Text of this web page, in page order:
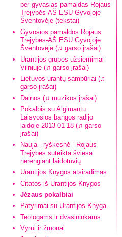
per gyvąsias pamaldas Rojaus
Trejybės-AŠ ESU Gyvojoje
Šventovėje (tekstai)
Gyvosios pamaldos Rojaus
Trejybės-AŠ ESU Gyvojoje
Šventovėje (♫ garso įrašai)
Urantijos grupės užsiėmimai
Vilniuje (♫ garso įrašai)
Lietuvos urantų sambūriai (♫
garso įrašai)
Dainos (♫ muzikos įrašai)
Pokalbis su Algimantu
Laisvosios bangos radijo
laidoje 2013 01 18 (♫ garso
įrašai)
Nauja - ryškesnė - Rojaus
Trejybės suteikta šviesa
nerengiant laidotuvių
Urantijos Knygos atsiradimas
Citatos iš Urantijos Knygos
Jėzaus pokalbiai
Patyrimai su Urantijos Knyga
Teologams ir dvasininkams
Vyrui ir žmonai